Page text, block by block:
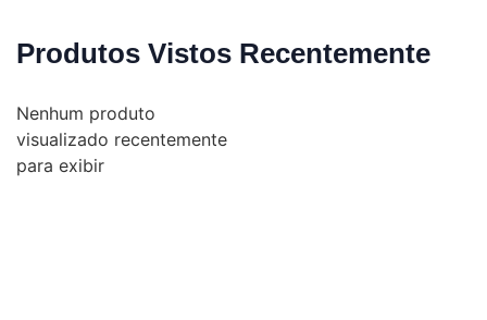
Produtos Vistos Recentemente
Nenhum produto
visualizado recentemente
para exibir